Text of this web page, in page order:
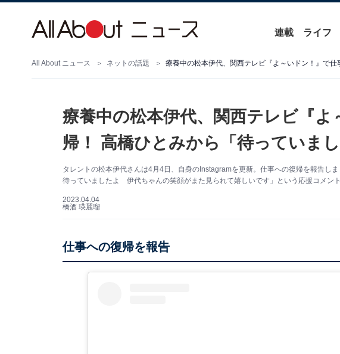
連載 ライフ
All About ニュース ネットの話題
療養中の松本伊代、関西テレビ『よ
帰！ 高橋ひとみから「待っていま
タレントの松本伊代さんは4月4日、自身のInstagramを更新。仕事への復帰を報告し
待っていましたよ 伊代ちゃんの笑顔がまた見られて嬉しいです」という応援コメント
2023.04.04
橋酒 瑛麗瑠
仕事への復帰を報告